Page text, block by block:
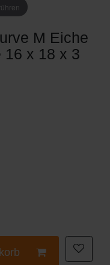
M Eiche
16 x 18 x 3